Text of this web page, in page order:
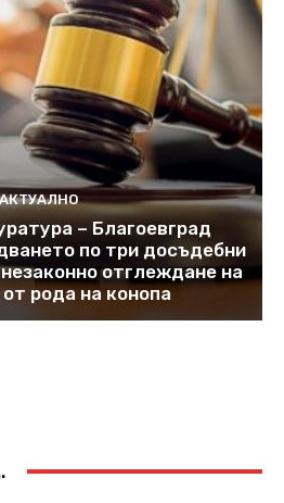
АКТУАЛНО
– Благоевград
по три досъдебни
отглеждане на
рода на конопа